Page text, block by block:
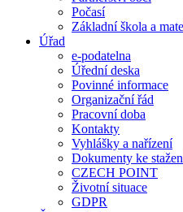
Počasí
Základní škola a
Úřad
e-podatelna
Úřední deska
Povinné informace
Organizační řád
Pracovní doba
Kontakty
Vyhlášky a nařízení
Dokumenty ke
CZECH POINT
Životní situace
GDPR